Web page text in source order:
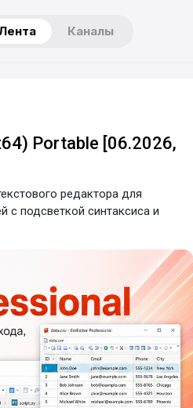
Каналы
Portable [06.2026,
редактора для
с подсветкой синтаксиса и